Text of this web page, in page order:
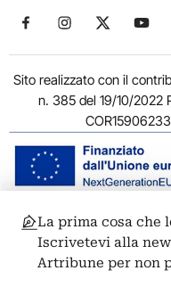
Seguici su Facebook
Seguici suSeguici su
Sito realizzato con il
n. 385 del 19/10/2022
© 2011-2026 ARTRIBUNE
00186 Roma - P.I.
Privacy: Responsabile
La prima cosa che
Iscrivetevi alla
Artribune per non